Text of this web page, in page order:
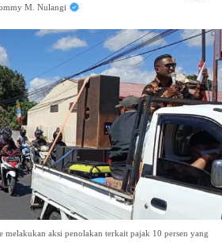
M. Nulangi
melakukan aksi penolakan terkait pajak 10 persen yang